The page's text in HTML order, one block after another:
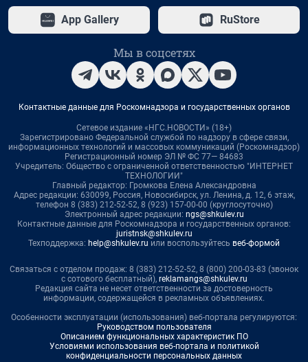
App Gallery RuStore
Мы в соцсетях
Контактные данные для Роскомнадзора и государственных органов
Сетевое издание «НГС.НОВОСТИ» (18+)
Зарегистрировано Федеральной службой по надзору в сфере связи,
информационных технологий и массовых коммуникаций (Роскомнадзор)
Регистрационный номер ЭЛ № ФС 77— 84683
Учредитель: Общество с ограниченной ответственностью "ИНТЕРНЕТ
ТЕХНОЛОГИИ"
Главный редактор: Громкова Елена Александровна
Адрес редакции: 630099, Россия, Новосибирск, ул. Ленина, д. 12, 6 этаж,
телефон 8 (383) 212-52-52, 8 (923) 157-00-00 (круглосуточно)
Электронный адрес редакции: ngs@shkulev.ru
Контактные данные для Роскомнадзора и государственных органов:
juristnsk@shkulev.ru
Техподдержка: help@shkulev.ru или воспользуйтесь веб-формой
Связаться с отделом продаж: 8 (383) 212-52-52, 8 (800) 200-03-83 (звонок
с сотового бесплатный), reklamangs@shkulev.ru
Редакция сайта не несет ответственности за достоверность
информации, содержащейся в рекламных объявлениях.
Особенности эксплуатации (использования) веб-портала регулируются:
Руководством пользователя
Описанием функциональных характеристик ПО
Условиями использования веб-портала и политикой
конфиденциальности персональных данных